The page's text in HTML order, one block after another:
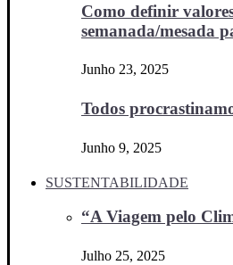
Como definir
semanada/mesada
Junho 23, 2025
Todos
Junho 9, 2025
SUSTENTABILIDADE
“A Viagem pelo
Julho 25, 2025